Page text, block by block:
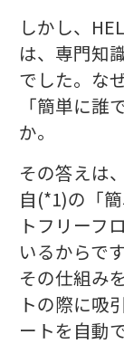
しかし、
は、専門知
でした。な
「簡単に誰
か。
その答えは
自(*1)の「
トフリーフ
いるからです
その仕組み
トの際に吸
ートを自動